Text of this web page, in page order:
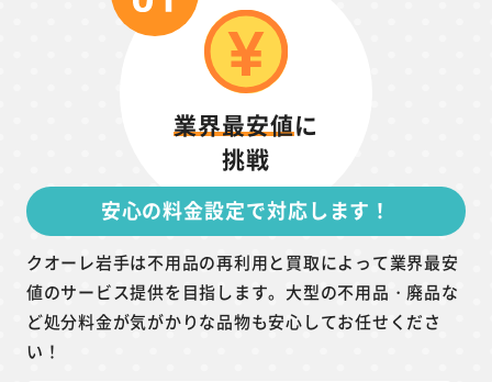
業界最安値に
挑戦
安心の料金設定で対応します！
クオーレ岩手は不用品の再利用と買取によって業界最安
値のサービス提供を目指します。大型の不用品・廃品な
ど処分料金が気がかりな品物も安心してお任せくださ
い！